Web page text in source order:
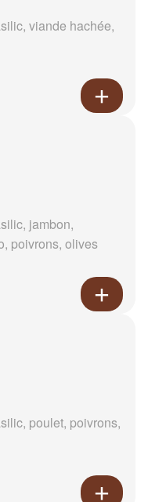
viande hachée,
jambon,
poivrons, olives
poulet, poivrons,